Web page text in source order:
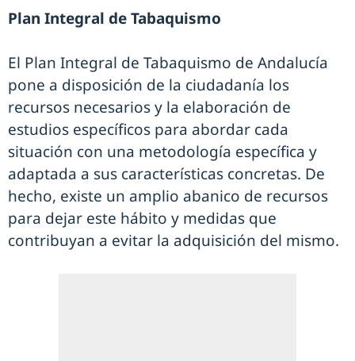
Plan Integral de Tabaquismo
El Plan Integral de Tabaquismo de Andalucía
pone a disposición de la ciudadanía los
recursos necesarios y la elaboración de
estudios específicos para abordar cada
situación con una metodología específica y
adaptada a sus características concretas. De
hecho, existe un amplio abanico de recursos
para dejar este hábito y medidas que
contribuyan a evitar la adquisición del mismo.